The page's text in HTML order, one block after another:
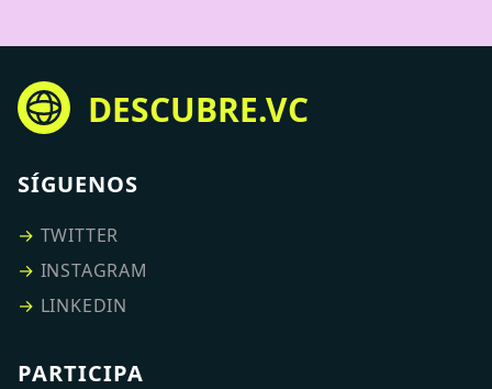
DESCUBRE.VC
SÍGUENOS
→ TWITTER
→ INSTAGRAM
→ LINKEDIN
PARTICIPA